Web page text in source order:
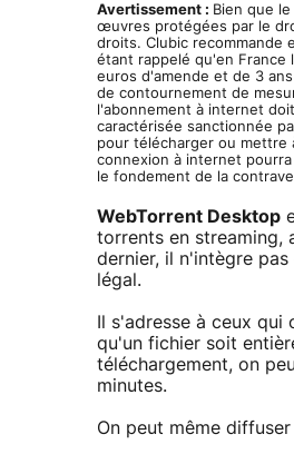
Avertissement : Bien que
œuvres protégées par le
droits. Clubic recommande
étant rappelé qu'en
euros d'amende et de 3
de contournement de
l'abonnement à internet
caractérisée sanctionnée
pour télécharger ou
connexion à internet
le fondement de la
WebTorrent Desktop
torrents en streaming,
dernier, il n'intègre
légal.
Il s'adresse à ceux
qu'un fichier soit
téléchargement, on
minutes.
On peut même